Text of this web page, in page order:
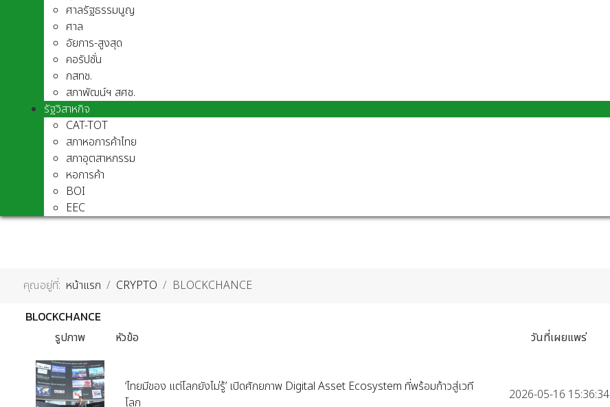
ศาลรัฐธรรมนูญ
ศาล
อัยการ-สูงสุด
คอรัปชั่น
กสทช.
สภาพัฒน์ฯ สศช.
รัฐวิสาหกิจ
CAT-TOT
สภาหอการค้าไทย
สภาอุตสาหกรรม
หอการค้า
BOI
EEC
คุณอยู่ที่: หน้าแรก CRYPTO
BLOCKCHANCE
BLOCKCHANCE
รูปภาพ
หัวข้อ วันที่เผยแพร่
‘ไทยมีของ แต่โลกยังไม่รู้’ เปิดศักยภาพ Digital Asset Ecosystem ที่พร้อมก้าวสู่เวที
โลก
2026-05-16 15:36:34